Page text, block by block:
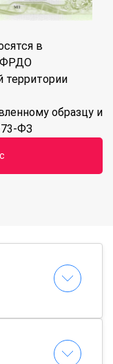
в
ФРДО
образцу и
ФЗ